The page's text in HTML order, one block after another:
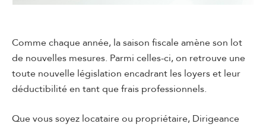
Comme chaque année, la saison fiscale amène son lot
de nouvelles mesures. Parmi celles-ci, on retrouve une
toute nouvelle législation encadrant les loyers et leur
déductibilité en tant que frais professionnels.
Que vous soyez locataire ou propriétaire, Dirigeance